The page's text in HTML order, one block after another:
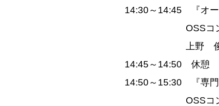
14:30～14:45 『オー
OSSコ
上野 俊
14:45～14:50 休憩
14:50～15:30 『専門
OSSコンソーシ